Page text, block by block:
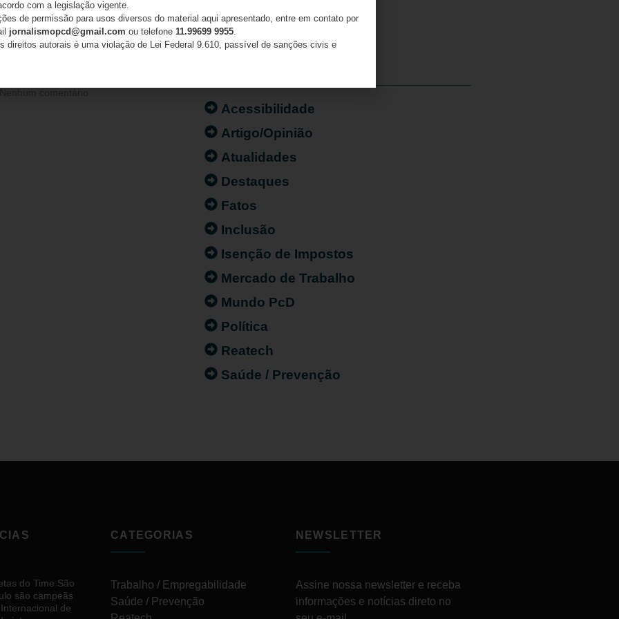
de tecnologias mais
05/08/2026
Acessibilidade
Artigo/Opinião
Atualidades
Destaques
Fatos
Inclusão
Isenção de Impostos
Mercado de Trabalho
Mundo PcD
Política
Reatech
Saúde / Prevenção
do Time São
são campeãs
de
CATEGORIAS
Trabalho / Empregabilidade
Saúde / Prevenção
NEWSLETTER
Assine nossa newsletter e receba
informações e notícias direto no
com a legislação vigente.
de permissão para usos diversos do material aqui apresentado, entre em contato por
jornalismopcd@gmail.com ou telefone 11.99699 9955.
direitos autorais é uma violação de Lei Federal 9.610, passível de sanções civis e